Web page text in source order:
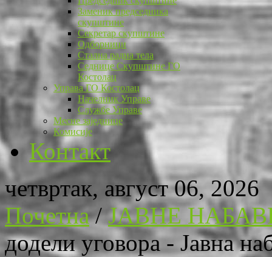
Заменик председника
скупштине
Секретар скупштине
Одборници
Стална радна тела
Седнице Скупштине ГО
Костолац
Управа ГО Костолац
Начелник Управе
Службе Управе
Месне заједнице
Комисије
Контакт
четвртак, август 06, 2026
Почетна/ЈАВНЕ
додели уговора - Јавна